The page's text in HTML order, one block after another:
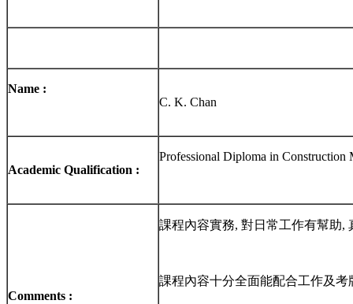
Name :
C. K. Chan
Academic Qualification :
Professional Diploma in Construction
Comments :
課程內容實務, 對日常工作有幫助,
課程內容十分全面能配合工作及考